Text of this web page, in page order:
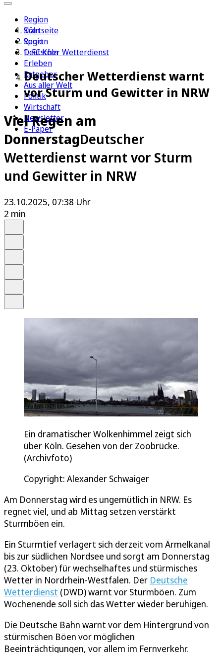
Region
Köln
Sport
1. FC Köln
Erleben
Ratgeber
Aus aller Welt
Politik
Wirtschaft
Newsletter
E-Paper
Startseite
Region
Deutscher Wetterdienst
Deutscher Wetterdienst warnt
vor Sturm und Gewitter in NRW
Viel Regen am
DonnerstagDeutscher
Wetterdienst warnt vor Sturm
und Gewitter in NRW
23.10.2025, 07:38 Uhr
2 min
Ein dramatischer Wolkenhimmel zeigt sich
über Köln. Gesehen von der Zoobrücke.
(Archivfoto)
Copyright: Alexander Schwaiger
Am Donnerstag wird es ungemütlich in NRW. Es
regnet viel, und ab Mittag setzen verstärkt
Sturmböen ein.
Ein Sturmtief verlagert sich derzeit vom Ärmelkanal
bis zur südlichen Nordsee und sorgt am Donnerstag
(23. Oktober) für wechselhaftes und stürmisches
Wetter in Nordrhein-Westfalen. Der Deutsche
Wetterdienst (DWD) warnt vor Sturmböen. Zum
Wochenende soll sich das Wetter wieder beruhigen.
Die Deutsche Bahn warnt vor dem Hintergrund von
stürmischen Böen vor möglichen
Beeinträchtigungen, vor allem im Fernverkehr.